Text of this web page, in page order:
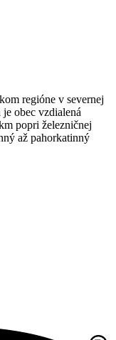
regióne v severnej
obec vzdialená
popri železničnej
až pahorkatinný